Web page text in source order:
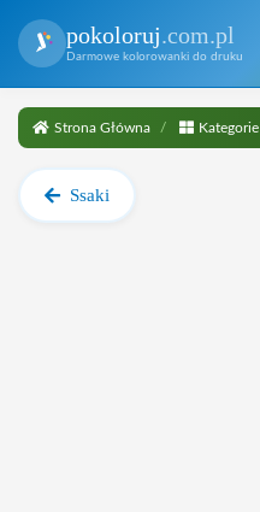
pokoloruj.com.pl
Darmowe kolorowanki do druku
Strona Główna Kategorie
Ssaki